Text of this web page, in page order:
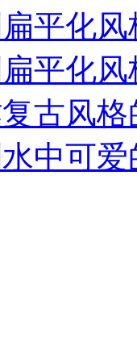
平化风
平化风
古风格
中可爱